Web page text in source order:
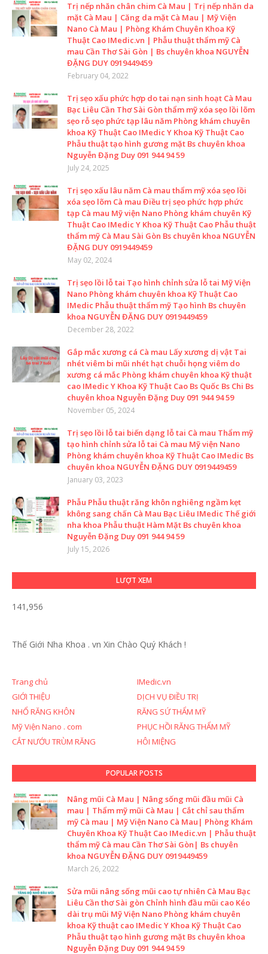
Trị nếp nhăn chân chim Cà Mau | Trị nếp nhăn da
mặt Cà Mau | Căng da mặt Cà Mau | Mỹ Viện
Nano Cà Mau | Phòng Khám Chuyên Khoa Kỹ
Thuật Cao IMedic.vn | Phẫu thuật thẩm mỹ Cà
mau Cần Thơ Sài Gòn | Bs chuyên khoa NGUYỄN
ĐẶNG DUY 0919449459
February 04, 2022
Trị sẹo xấu phức hợp do tai nạn sinh hoạt Cà Mau
Bạc Liêu Cần Thơ Sài Gòn thẩm mỹ xóa sẹo lồi lõm
sẹo rỗ sẹo phức tạp lâu năm Phòng khám chuyên
khoa Kỹ Thuật Cao IMedic Y Khoa Kỹ Thuật Cao
Phẫu thuật tạo hình gương mặt Bs chuyên khoa
Nguyễn Đặng Duy 091 944 94 59
July 24, 2025
Trị sẹo xấu lâu năm Cà mau thẩm mỹ xóa sẹo lồi
xóa sẹo lõm Cà mau Điều trị sẹo phức hợp phức
tạp Cà mau Mỹ viện Nano Phòng khám chuyên Kỹ
Thuật Cao IMedic Y Khoa Kỹ Thuật Cao Phẫu thuật
thẩm mỹ Cà Mau Sài Gòn Bs chuyên khoa NGUYỄN
ĐẶNG DUY 0919449459
May 02, 2024
Trị sẹo lồi lỗ tai Tạo hình chỉnh sửa lỗ tai Mỹ Viện
Nano Phòng khám chuyên khoa Kỹ Thuật Cao
IMedic Phẫu thuật thẩm mỹ Tạo hình Bs chuyên
khoa NGUYỄN ĐẶNG DUY 0919449459
December 28, 2022
Gắp mắc xương cá Cà mau Lấy xương dị vật Tai
nhét viêm bi mũi nhét hạt chuỗi họng viêm do
xương cá mắc Phòng khám chuyên khoa Kỹ thuật
cao IMedic Y Khoa Kỹ Thuật Cao Bs Quốc Bs Chi Bs
chuyên khoa Nguyễn Đặng Duy 091 944 94 59
November 05, 2024
Trị sẹo lồi lỗ tai biến dạng lỗ tai Cà mau Thẩm mỹ
tạo hình chỉnh sửa lỗ tai Cà mau Mỹ viện Nano
Phòng khám chuyên khoa Kỹ Thuật Cao IMedic Bs
chuyên khoa NGUYỄN ĐẶNG DUY 0919449459
January 03, 2023
Phẫu Phẫu thuật răng khôn nghiêng ngầm kẹt
không sang chấn Cà Mau Bạc Liêu IMedic Thế giới
nha khoa Phẫu thuật Hàm Mặt Bs chuyên khoa
Nguyễn Đặng Duy 091 944 94 59
July 15, 2026
LƯỢT XEM
141,956
Thế Giới Nha Khoa . vn Xin Chào Quý Khách !
Trang chủ
IMedic.vn
GIỚI THIỆU
DỊCH VỤ ĐIỀU TRỊ
NHỔ RĂNG KHÔN
RĂNG SỨ THẨM MỸ
Mỹ Viện Nano . com
PHỤC HỒI RĂNG THẨM MỸ
CẮT NƯỚU TRÙM RĂNG
HÔI MIỆNG
POPULAR POSTS
Nâng mũi Cà Mau | Nâng sống mũi đầu mũi Cà
mau | Thẩm mỹ mũi Cà Mau | Cắt chỉ sau thẩm
mỹ Cà mau | Mỹ Viện Nano Cà Mau| Phòng Khám
Chuyên Khoa Kỹ Thuật Cao IMedic.vn | Phẫu thuật
thẩm mỹ Cà mau Cần Thơ Sài Gòn| Bs chuyên
khoa NGUYỄN ĐẶNG DUY 0919449459
March 26, 2022
Sửa mũi nâng sống mũi cao tự nhiên Cà Mau Bạc
Liêu Cần thơ Sài gòn Chỉnh hình đầu mũi cao Kéo
dài trụ mũi Mỹ Viện Nano Phòng khám chuyên
khoa Kỹ thuật cao IMedic Y Khoa Kỹ Thuật Cao
Phẫu thuật tạo hình gương mặt Bs chuyên khoa
Nguyễn Đặng Duy 091 944 94 59